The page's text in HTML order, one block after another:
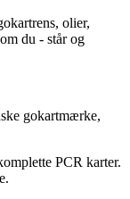
olier,
du - står og
gokartmærke,
PCR karter.